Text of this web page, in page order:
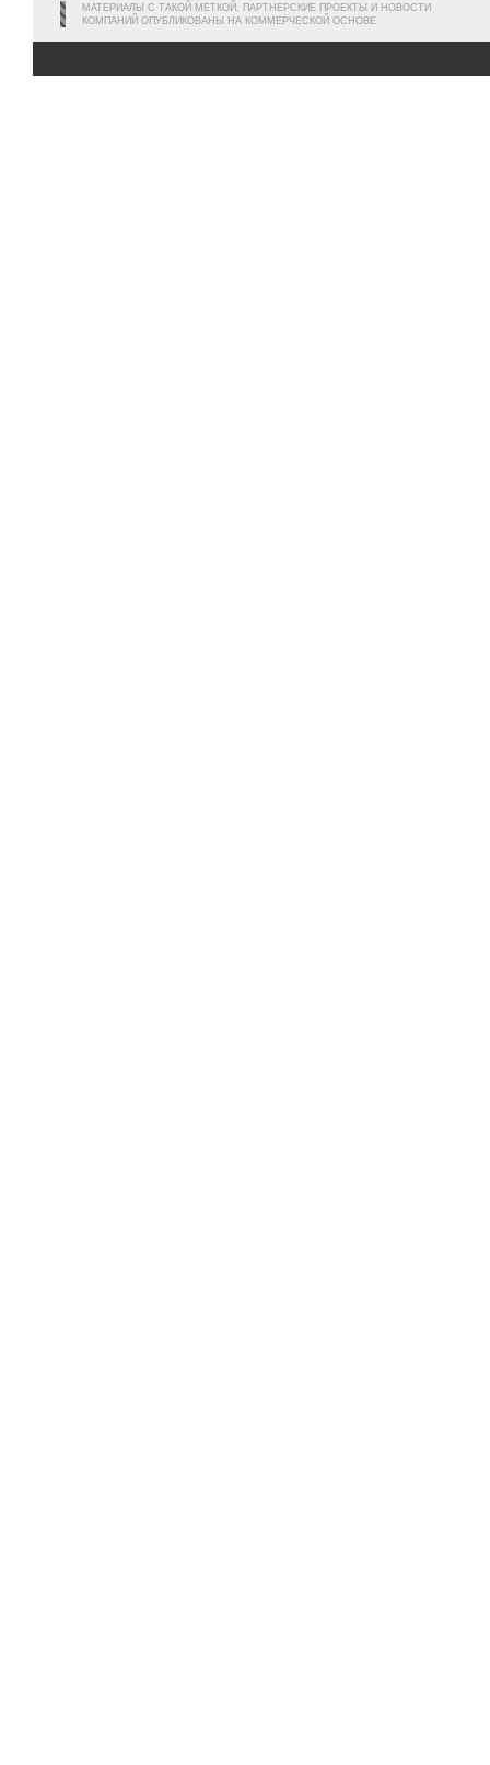
МАТЕРИАЛЫ С ТАКОЙ МЕТКОЙ, ПАРТНЕРСКИЕ ПРОЕКТЫ И НОВОСТИ
КОМПАНИЙ ОПУБЛИКОВАНЫ НА КОММЕРЧЕСКОЙ ОСНОВЕ